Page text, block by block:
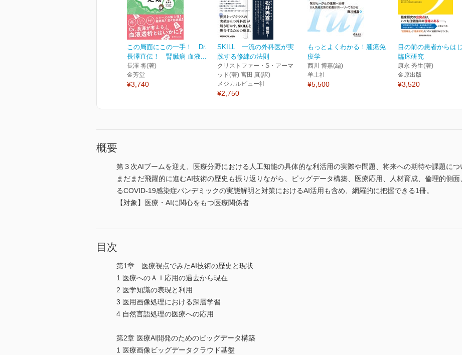
この局面にこの一手！ Dr.
長澤直伝！ 腎臓病 血液...
長澤 将(著)
金芳堂
¥3,740
SKILL 一流の外科医が実
践する修練の法則
クリストファー・S・アーマ
ッド(著) 宮田 真(訳)
メジカルビュー社
¥2,750
もっとよくわかる！腫瘍免
疫学
西川 博嘉(編)
羊土社
¥5,500
目の前の患者からは
臨床研究
康永 秀生(著)
金原出版
¥3,520
概要
第３次AIブームを迎え、医療分野における人工知能の具体的な利活用の実際や問題、将来への期待や課題につ
まだまだ飛躍的に進むAI技術の歴史も振り返りながら、ビッグデータ構築、医療応用、人材育成、倫理的側
るCOVID-19感染症パンデミックの実態解明と対策におけるAI活用も含め、網羅的に把握できる1冊。
【対象】医療・AIに関心をもつ医療関係者
目次
第1章 医療視点でみたAI技術の歴史と現状
1 医療へのＡＩ応用の過去から現在
2 医学知識の表現と利用
3 医用画像処理における深層学習
4 自然言語処理の医療への応用
第2章 医療AI開発のためのビッグデータ構築
1 医療画像ビッグデータクラウド基盤